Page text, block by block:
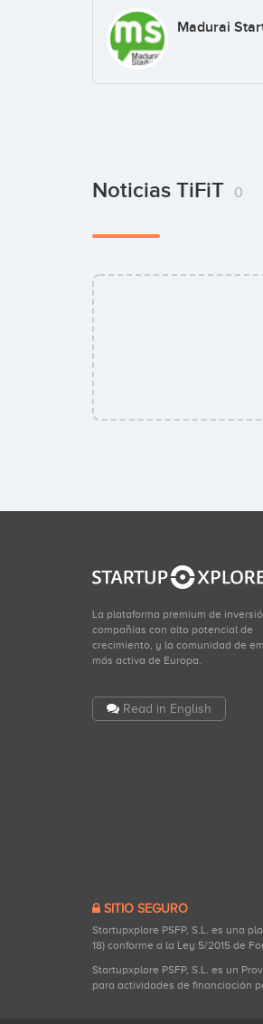
Madurai
Noticias TiFiT 0
La plataforma premium de
compañías con alto potencial de
crecimiento, y la comunidad de
más activa de Europa.
Read in English
SITIO SEGURO
Startupxplore PSFP, S.L. es una
18) conforme a la Ley 5/2015 de
Startupxplore PSFP, S.L. es un
para actividades de financiación